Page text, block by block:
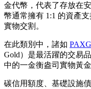
金代幣，代表了存放在
幣通常擁有 1:1 的資產
實物交割。
在此類別中，諸如 PAXG
Gold）是最活躍的交易
中的一金衡盎司實物黃金
碳信用額度、基礎設施